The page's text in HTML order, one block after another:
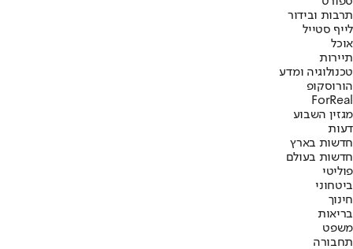
תרבות ובידור
לייף סטייל
אוכל
תיירות
טכנולוגיה ומדע
הורוסקופ
ForReal
מגזין השבוע
דעות
חדשות בארץ
חדשות בעולם
פוליטי
ביטחוני
חינוך
בריאות
משפט
תחבורה